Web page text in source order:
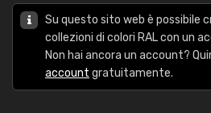
Su questo sito web è possibile
collezioni di colori RAL con un
Non hai ancora un account?
account gratuitamente.